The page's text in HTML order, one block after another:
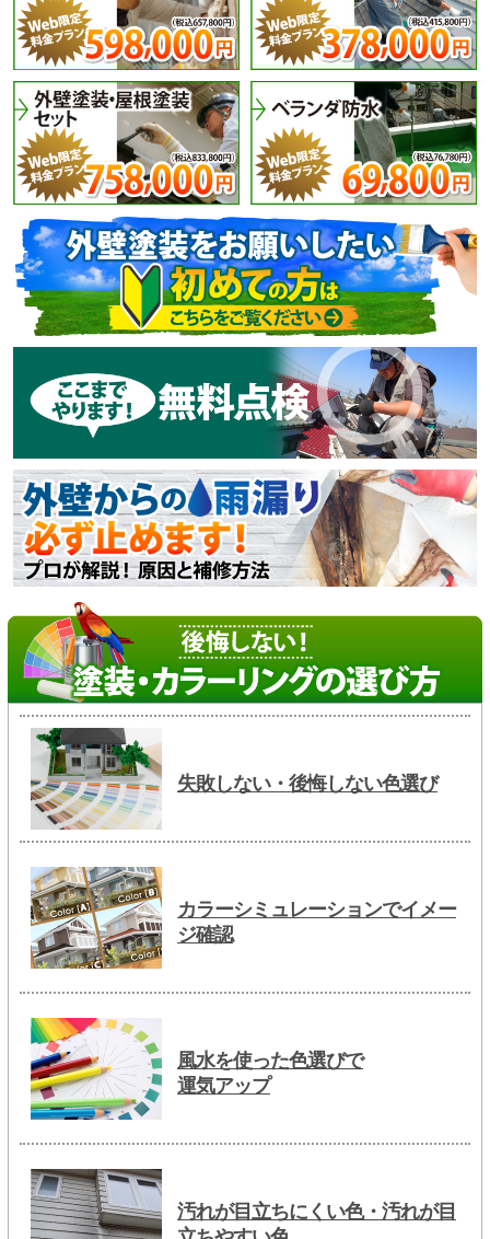
失敗しない・後悔しない色選び
カラーシミュレーションでイメー
ジ確認
風水を使った色選びで
運気アップ
汚れが目立ちにくい色・汚れが目